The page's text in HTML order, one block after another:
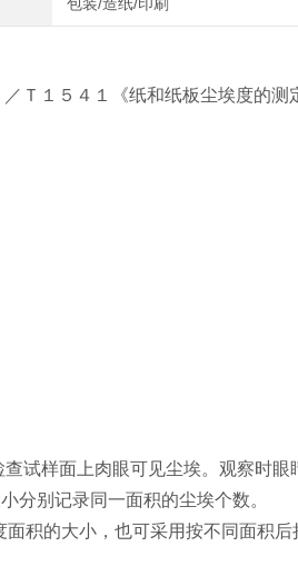
Ｔ１５４１《纸和纸板尘埃度的测
试样面上肉眼可见尘埃。观察时眼
分别记录同一面积的尘埃个数。
积的大小，也可采用按不同面积后